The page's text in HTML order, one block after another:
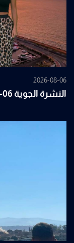
2026-08-06
النشرة الجوية 06-08-2026